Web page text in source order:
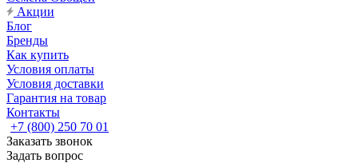
Акции
Блог
Бренды
Как купить
Условия оплаты
Условия доставки
Гарантия на товар
Контакты
+7 (800) 250 70 01
Заказать звонок
Задать вопрос